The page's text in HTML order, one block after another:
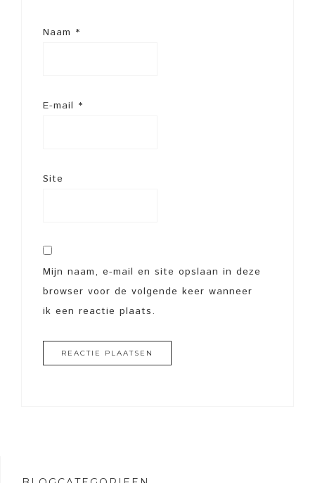
Naam *
E-mail *
Site
Mijn naam, e-mail en site opslaan in deze
browser voor de volgende keer wanneer
ik een reactie plaats.